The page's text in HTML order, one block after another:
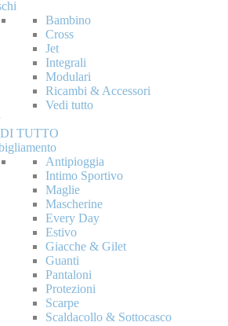
Bambino
Cross
Jet
Integrali
Modulari
Ricambi & Accessori
Vedi tutto
TUTTO
Antipioggia
Intimo Sportivo
Maglie
Mascherine
Every Day
Estivo
Giacche & Gilet
Guanti
Pantaloni
Protezioni
Scarpe
Scaldacollo & Sottocasco